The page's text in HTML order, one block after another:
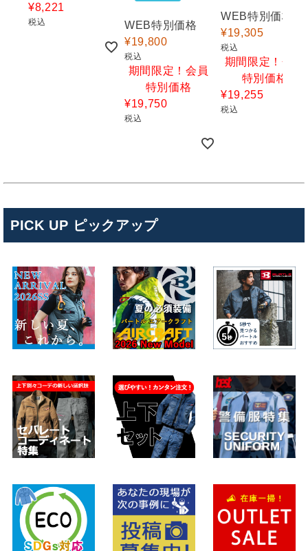
¥8,221
税込
WEB特別価格
¥19,800
税込
期間限定！会員
特別価格
¥19,750
税込
WEB特別価格
¥19,305
税込
期間限定！会員
特別価格
¥19,255
税込
PICK UP ピックアップ